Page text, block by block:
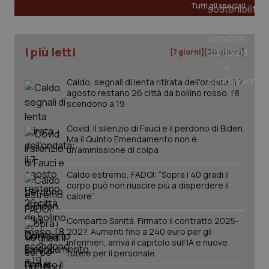
Tutti gli speciali
I più letti [7 giorni] [30 giorni]
Caldo, segnali di lenta ritirata dell'ondata: il 7
agosto restano 26 città da bollino rosso, l'8
scendono a 19
Covid. Il silenzio di Fauci e il perdono di Biden.
Ma il Quinto Emendamento non è
un’ammissione di colpa
Caldo estremo, FADOI: “Sopra i 40 gradi il
corpo può non riuscire più a disperdere il
calore”
Comparto Sanità. Firmato il contratto 2025-
2027. Aumenti fino a 240 euro per gli
infermieri, arriva il capitolo sull'IA e nuove
tutele per il personale
.quotidianosanita.it